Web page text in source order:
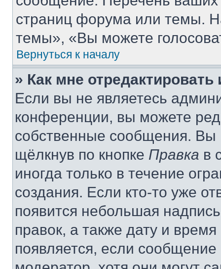
страниц форума или темы.
темы», «Вы можете
Вернуться к началу
» Как мне
Если вы не являетесь
конференции, вы можете
собственные сообщения. Вы
щёлкнув по кнопке Правка в
иногда только в течение
создания. Если кто-то уже
появится небольшая
правок, а также дату и
появляется, если